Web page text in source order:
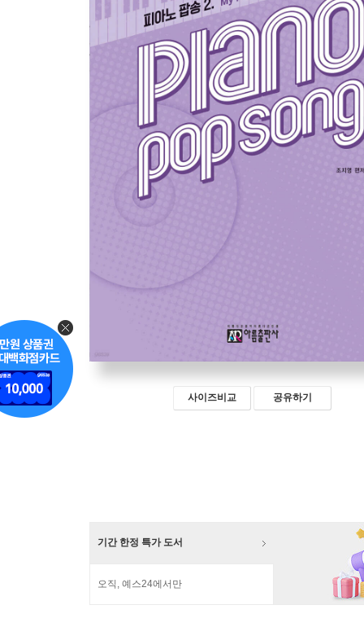
사이즈비교 공유하기
기간 한정 특가 도서
오직, 예스24에서만